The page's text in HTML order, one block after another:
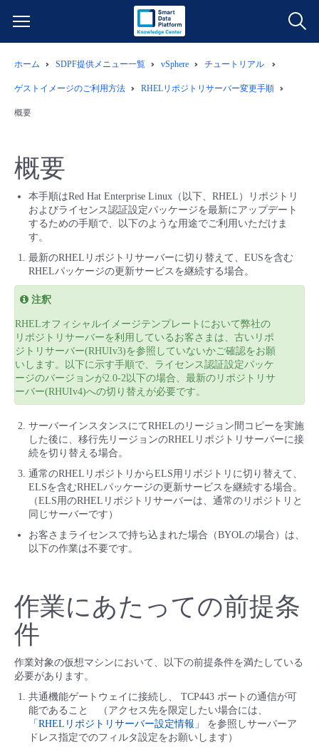
サービス一覧
ネットワーク
モニタリング/監査
管理機能
すべてのメニューを見る
クラウド/サーバー
IoT
サポート
管理機能
すべてのメニューを見る
料金情報
料金シミュレーター
クラウド/サーバー
IoT
モニタリング/監査
サポート
すべてのメニューを見る
ご利用開始ガイド
■ 管理機能
- 管理機能
■ セットアップガイド
- 新規お申し込み方法
- 初期設定・確認
- ユーザー機能の管理
- 登録情報の管理
- クラウド / サーバー
- Flexible InterConnect
- Flexible Remote Access
- vUTM2
ユースケース
- バックアップ
- データと分析
- IoT
- マルチクラウド利用
- リモートワーク
- ITインフラストラクチャー
- その他
故障/メンテナンス情報
故障/メンテナンス履歴
メンテナンス予定
定期メンテナンス
パートナー
販売パートナー向けプログラム
協業パートナー
トレーニング/操作動画
脱炭素化
ホーム SDPF提供メニュー一覧 vSphere チュートリアル
ゲストイメージのご利用方法 RHELリポジトリサーバー変更手順
概要
概要
本手順はRed Hat Enterprise Linux（以下、RHEL）リポジトリ
およびライセンス認証設定パッケージを最新にアップデート
するための手順で、以下のような用途でご利用いただけま
す。
最新のRHELリポジトリサーバーに切り替えて、EUSを含む
RHELパッケージの更新サービスを継続する場合。
注釈
RHELオフィシャルイメージテンプレートにおいて弊社の
リポジトリサーバーを利用しているお客さまは、古いリポ
ジトリサーバー(RHUIv3)を参照していないかご確認をお願
いします。以下に示す手順で、ライセンス認証設定パッケ
ージのバージョンが2.0-2以下の場合、最新のリポジトリサ
ーバー(RHUIv4)への切り替えが必要です。
サーバーインスタンスにてRHELのリージョン間コピーを実施
した後に、移行先リージョンのRHELリポジトリサーバーに接
続を切り替える場合。
通常のRHELリポジトリからELS用リポジトリに切り替えて、
ELSを含むRHELパッケージの更新サービスを継続する場合。
（ELS用のRHELリポジトリサーバーは、通常のリポジトリと
同じサーバーです）
お客さまライセンスで持ち込まれた場合（BYOLの場合）は、
以下の作業は不要です。
作業にあたっての前提条
件
作業対象の仮想マシンにおいて、以下の前提条件を満たしている
必要があります。
共通機能ゲートウェイに接続し、 TCP443 ポートの通信が可
能であること （アクセス先を限定したい場合には、
「RHELリポジトリサーバー設定情報」
を参照しサーバーア
ドレス指定でのフィルタ設定をお願いします）